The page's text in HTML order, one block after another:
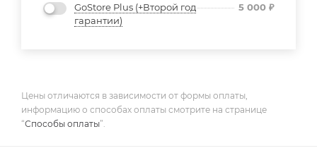
GoStore Plus (+Второй год
гарантии)
5 000 ₽
Цены отличаются в зависимости от формы оплаты,
информацию о способах оплаты смотрите на странице
“Способы оплаты”.